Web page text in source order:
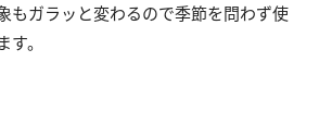
もガラッと変わるので季節を問わず使
。